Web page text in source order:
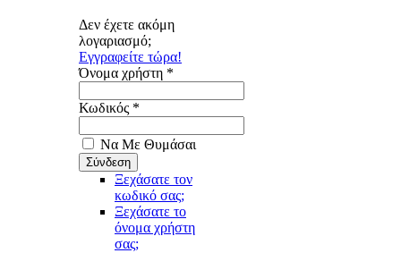
Δεν έχετε ακόμη
λογαριασμό;
Εγγραφείτε τώρα!
Όνομα χρήστη *
Κωδικός *
Να Με Θυμάσαι
Ξεχάσατε τον
κωδικό σας;
Ξεχάσατε το
όνομα χρήστη
σας;